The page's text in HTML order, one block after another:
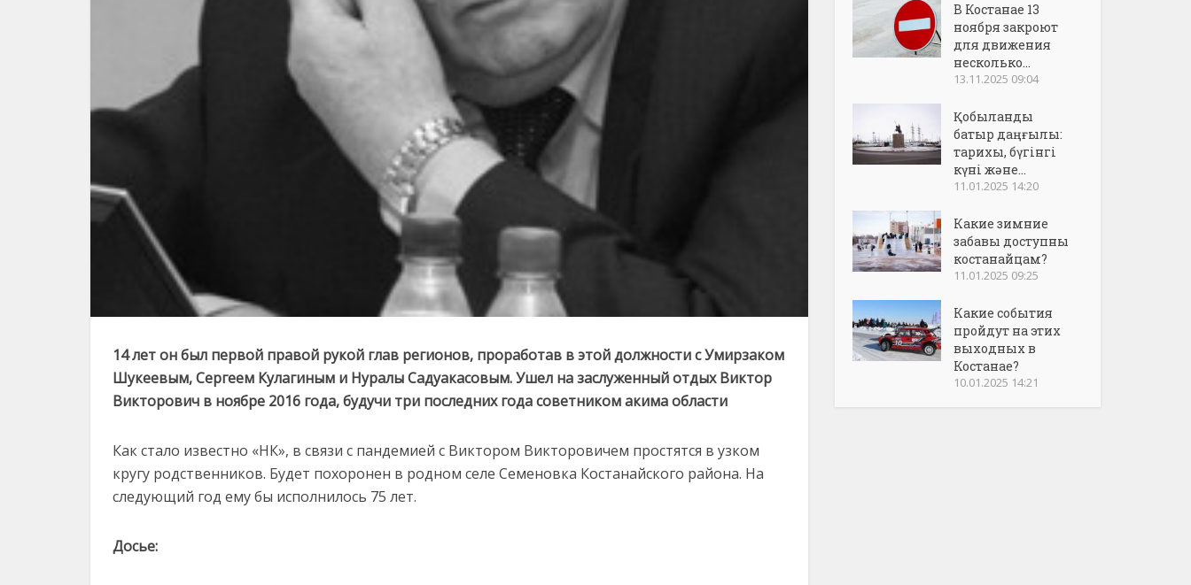
14 лет он был первой правой рукой глав регионов, проработав в этой должности с Умирзаком
Шукеевым, Сергеем Кулагиным и Нуралы Садуакасовым. Ушел на заслуженный отдых Виктор
Викторович в ноябре 2016 года, будучи три последних года советником акима области
Как стало известно «НК», в связи с пандемией с Виктором Викторовичем простятся в узком
кругу родственников. Будет похоронен в родном селе Семеновка Костанайского района. На
следующий год ему бы исполнилось 75 лет.
Досье:
В Костанае 13
ноября закроют
для движения
несколько...
13.11.2025 09:04
Қобыланды
батыр даңғылы:
тарихы, бүгінгі
күні және...
11.01.2025 14:20
Какие зимние
забавы доступны
костанайцам?
11.01.2025 09:25
Какие события
пройдут на этих
выходных в
Костанае?
10.01.2025 14:21